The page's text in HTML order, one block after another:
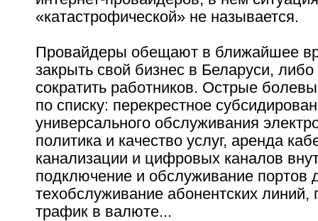
«катастрофической» не называется.
Провайдеры обещают в ближайшее
закрыть свой бизнес в Беларуси, либо
сократить работников. Острые
по списку: перекрестное
универсального обслуживания
политика и качество услуг, аренда
канализации и цифровых каналов
подключение и обслуживание портов
техобслуживание абонентских линий,
трафик в валюте...